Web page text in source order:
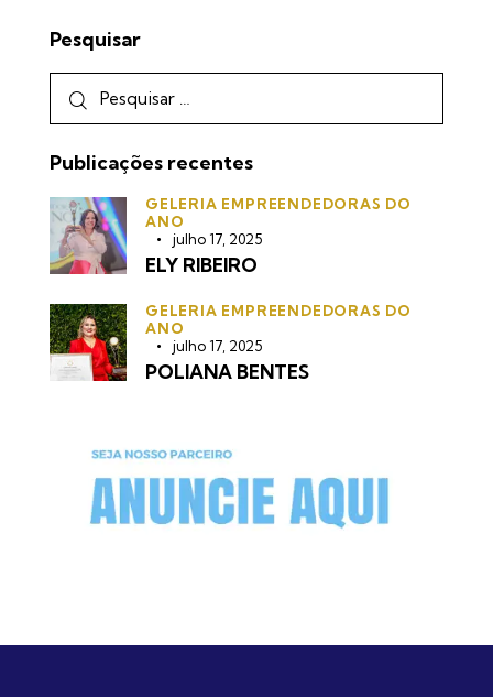
Pesquisar
Publicações recentes
GELERIA EMPREENDEDORAS DO
ANO
julho 17, 2025
ELY RIBEIRO
GELERIA EMPREENDEDORAS DO
ANO
julho 17, 2025
POLIANA BENTES